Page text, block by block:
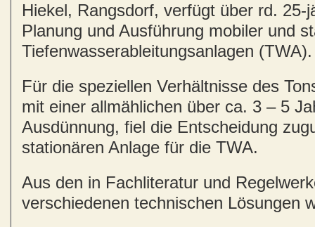
Hiekel, Rangsdorf, verfügt über rd. 25-
Planung und Ausführung mobiler und
Tiefenwasserableitungsanlagen (TWA).
Für die speziellen Verhältnisse des
mit einer allmählichen über ca. 3 – 5
Ausdünnung, fiel die Entscheidung
stationären Anlage für die TWA.
Aus den in Fachliteratur und
verschiedenen technischen Lösungen